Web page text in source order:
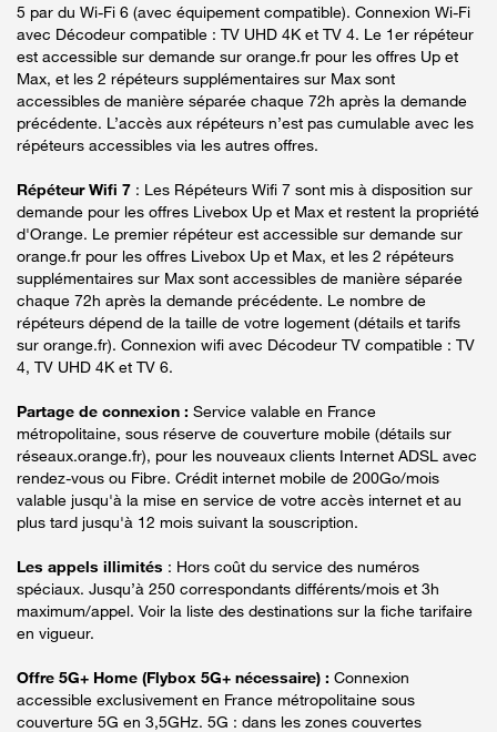
5 par du Wi-Fi 6 (avec équipement compatible). Connexion Wi-Fi
avec Décodeur compatible : TV UHD 4K et TV 4. Le 1er répéteur
est accessible sur demande sur orange.fr pour les offres Up et
Max, et les 2 répéteurs supplémentaires sur Max sont
accessibles de manière séparée chaque 72h après la demande
précédente. L’accès aux répéteurs n’est pas cumulable avec les
répéteurs accessibles via les autres offres.
Répéteur Wifi 7 : Les Répéteurs Wifi 7 sont mis à disposition sur
demande pour les offres Livebox Up et Max et restent la propriété
d'Orange. Le premier répéteur est accessible sur demande sur
orange.fr pour les offres Livebox Up et Max, et les 2 répéteurs
supplémentaires sur Max sont accessibles de manière séparée
chaque 72h après la demande précédente. Le nombre de
répéteurs dépend de la taille de votre logement (détails et tarifs
sur orange.fr). Connexion wifi avec Décodeur TV compatible : TV
4, TV UHD 4K et TV 6.
Partage de connexion : Service valable en France
métropolitaine, sous réserve de couverture mobile (détails sur
réseaux.orange.fr), pour les nouveaux clients Internet ADSL avec
rendez-vous ou Fibre. Crédit internet mobile de 200Go/mois
valable jusqu'à la mise en service de votre accès internet et au
plus tard jusqu'à 12 mois suivant la souscription.
Les appels illimités : Hors coût du service des numéros
spéciaux. Jusqu’à 250 correspondants différents/mois et 3h
maximum/appel. Voir la liste des destinations sur la fiche tarifaire
en vigueur.
Offre 5G+ Home (Flybox 5G+ nécessaire) : Connexion
accessible exclusivement en France métropolitaine sous
couverture 5G en 3,5GHz. 5G : dans les zones couvertes